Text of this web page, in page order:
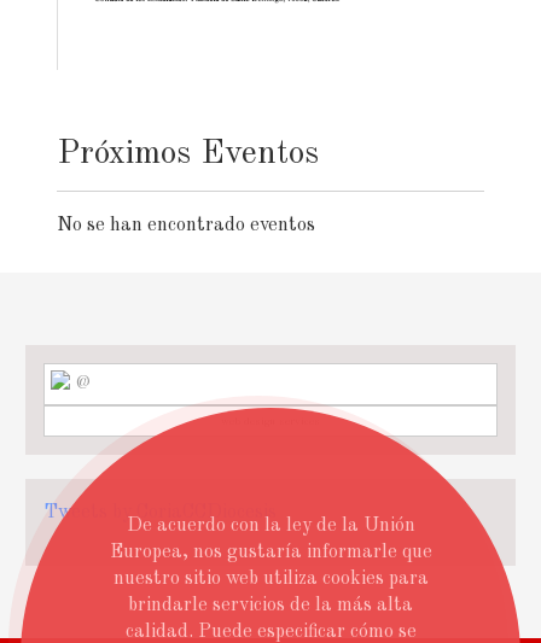
De acuerdo con la ley de la Unión
Europea, nos gustaría informarle que
nuestro sitio web utiliza cookies para
brindarle servicios de la más alta
calidad. Puede especificar cómo se
Próximos Eventos
No se han encontrado eventos
@
Tweets by CoriaCCDiocesis